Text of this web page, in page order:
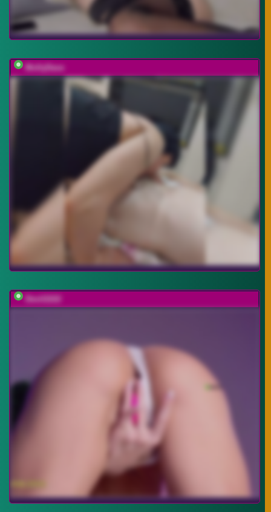
MollyDave
Devil2222